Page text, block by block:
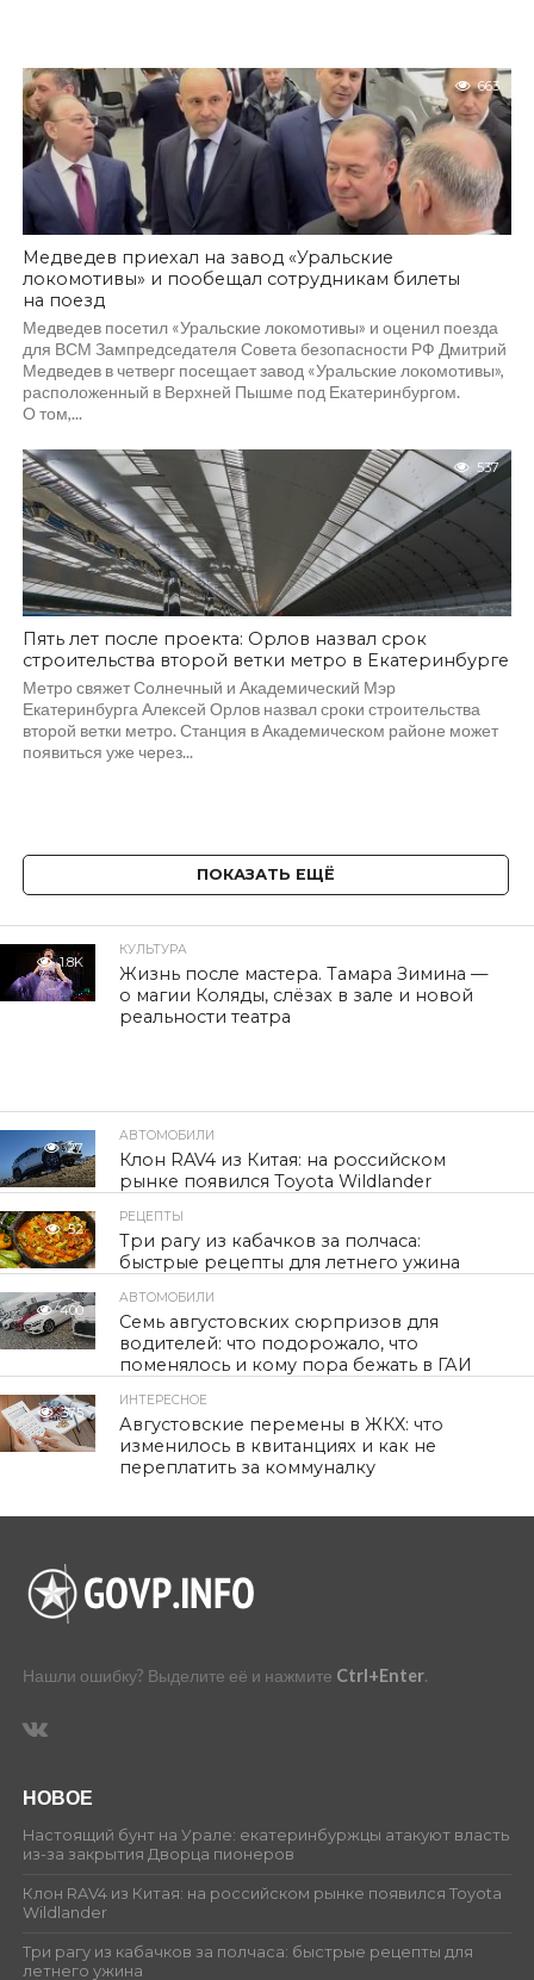
663
Медведев приехал на завод «Уральские
локомотивы» и пообещал сотрудникам билеты
на поезд
Медведев посетил «Уральские локомотивы» и оценил поезда
для ВСМ Зампредседателя Совета безопасности РФ Дмитрий
Медведев в четверг посещает завод «Уральские локомотивы»,
расположенный в Верхней Пышме под Екатеринбургом.
О том,...
537
Пять лет после проекта: Орлов назвал срок
строительства второй ветки метро в Екатеринбурге
Метро свяжет Солнечный и Академический Мэр
Екатеринбурга Алексей Орлов назвал сроки строительства
второй ветки метро. Станция в Академическом районе может
появиться уже через...
ПОКАЗАТЬ ЕЩЁ
1.8K
КУЛЬТУРА
Жизнь после мастера. Тамара Зимина —
о магии Коляды, слёзах в зале и новой
реальности театра
27
АВТОМОБИЛИ
Клон RAV4 из Китая: на российском
рынке появился Toyota Wildlander
52
РЕЦЕПТЫ
Три рагу из кабачков за полчаса:
быстрые рецепты для летнего ужина
400
АВТОМОБИЛИ
Семь августовских сюрпризов для
водителей: что подорожало, что
поменялось и кому пора бежать в ГАИ
375
ИНТЕРЕСНОЕ
Августовские перемены в ЖКХ: что
изменилось в квитанциях и как не
переплатить за коммуналку
Нашли ошибку? Выделите её и нажмите Ctrl+Enter.
НОВОЕ
Настоящий бунт на Урале: екатеринбуржцы атакуют власть
из-за закрытия Дворца пионеров
Клон RAV4 из Китая: на российском рынке появился Toyota
Wildlander
Три рагу из кабачков за полчаса: быстрые рецепты для
летнего ужина